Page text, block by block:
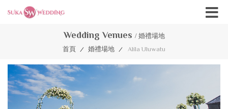
Wedding Venues / 婚禮場地
首頁 / 婚禮場地 / Alila Uluwatu